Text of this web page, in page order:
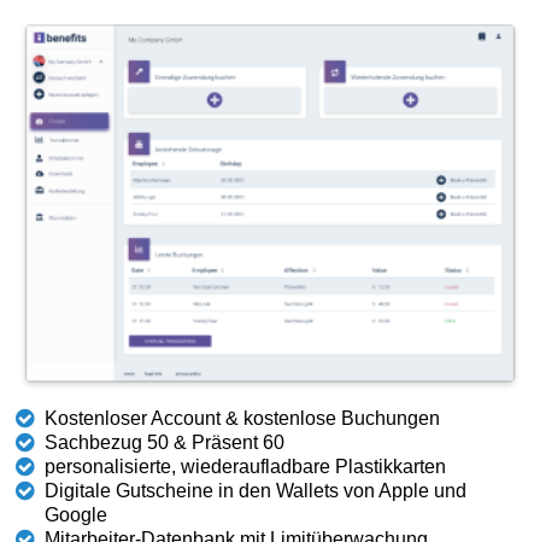
Kostenloser Account & kostenlose Buchungen
Sachbezug 50 & Präsent 60
personalisierte, wiederaufladbare Plastikkarten
Digitale Gutscheine in den Wallets von Apple und
Google